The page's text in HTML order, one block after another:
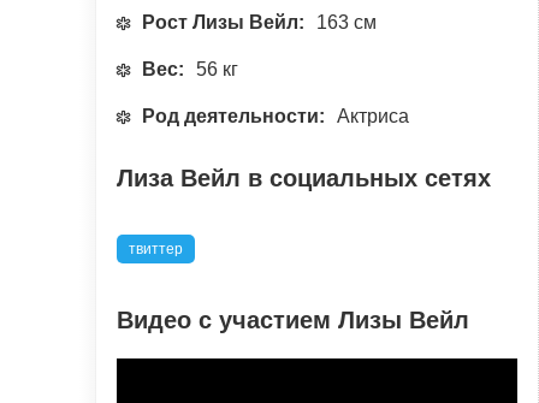
Рост Лизы Вейл: 163 см
Вес: 56 кг
Род деятельности: Актриса
Лиза Вейл в социальных сетях
твиттер
Видео с участием Лизы Вейл